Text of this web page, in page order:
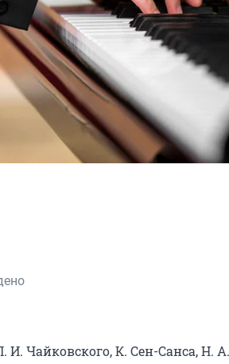
Чайковского, К. Сен-Санса, Н.